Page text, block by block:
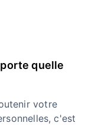
quelle
votre
c'est